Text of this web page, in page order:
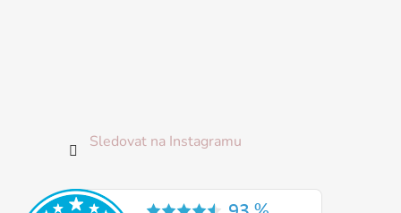
Sledovat na Instagramu